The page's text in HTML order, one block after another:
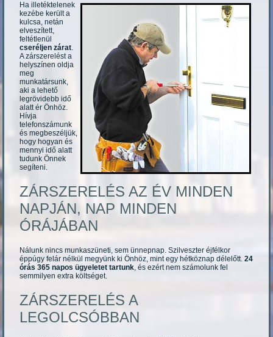
Ha illetéktelenek
kezébe került a
kulcsa, netán
elveszített,
feltétlenül
cseréljen zárat.
A zárszerelést a
helyszínen oldja
meg
munkatársunk,
aki a lehető
legrövidebb idő
alatt ér Önhöz.
Hívja
telefonszámunk
és megbeszéljük,
hogy hogyan és
mennyi idő alatt
tudunk Önnek
segíteni.
ZÁRSZERELÉS AZ ÉV MINDEN
NAPJÁN, NAP MINDEN
ÓRÁJÁBAN
Nálunk nincs munkaszüneti, sem ünnepnap. Szilveszter éjfélkor
éppúgy felár nélkül megyünk ki Önhöz, mint egy hétköznap délelőtt.24
órás 365 napos ügyeletet tartunk, és ezért nem számolunk fel
semmilyen extra költséget.
ZÁRSZERELÉS A
LEGOLCSÓBBAN